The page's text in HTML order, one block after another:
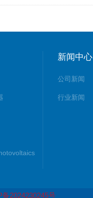
新闻中心
公司新闻
行业新闻
备2024230245号